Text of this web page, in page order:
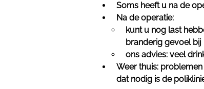
Soms heeft u na de
Na de operatie:
kunt u nog last
branderig gevoel bij
ons advies: veel
Weer thuis:
dat nodig is de